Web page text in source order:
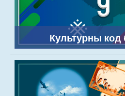
Культурны код